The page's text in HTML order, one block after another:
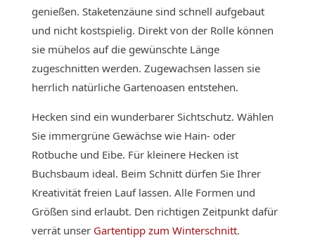
genießen. Staketenzäune sind schnell aufgebaut
und nicht kostspielig. Direkt von der Rolle können
sie mühelos auf die gewünschte Länge
zugeschnitten werden. Zugewachsen lassen sie
herrlich natürliche Gartenoasen entstehen.
Hecken sind ein wunderbarer Sichtschutz. Wählen
Sie immergrüne Gewächse wie Hain- oder
Rotbuche und Eibe. Für kleinere Hecken ist
Buchsbaum ideal. Beim Schnitt dürfen Sie Ihrer
Kreativität freien Lauf lassen. Alle Formen und
Größen sind erlaubt. Den richtigen Zeitpunkt dafür
verrät unser Gartentipp zum Winterschnitt.